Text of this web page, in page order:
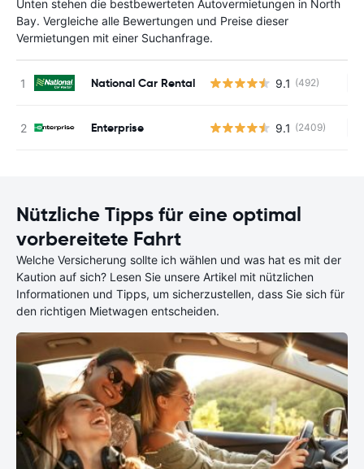
Unten stehen die bestbewerteten Autovermietungen in North
Bay. Vergleiche alle Bewertungen und Preise dieser
Vermietungen mit einer Suchanfrage.
National Car Rental 9.1 (492)
Enterprise 9.1 (2409)
Nützliche Tipps für eine optimal
vorbereitete Fahrt
Welche Versicherung sollte ich wählen und was hat es mit der
Kaution auf sich? Lesen Sie unsere Artikel mit nützlichen
Informationen und Tipps, um sicherzustellen, dass Sie sich für
den richtigen Mietwagen entscheiden.